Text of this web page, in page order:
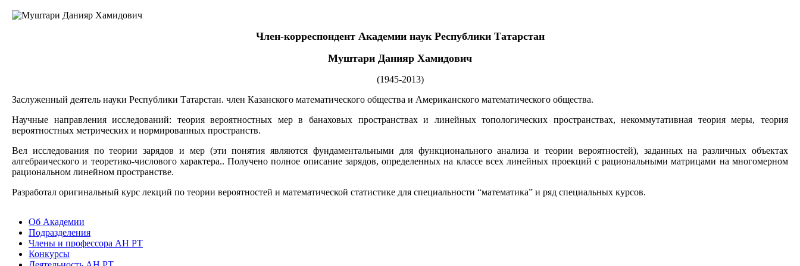
Член-корреспондент Академии наук Республики Татарстан
Муштари Данияр Хамидович
(1945-2013)
Заслуженный деятель науки Республики Татарстан. член Казанского математического общества и Американского математического общества.
Научные направления исследований: теория вероятностных мер в банаховых пространствах и линейных топологических пространствах, некоммутативная теория меры, теория
вероятностных метрических и нормированных пространств.
Вел исследования по теории зарядов и мер (эти понятия являются фундаментальными для функционального анализа и теории вероятностей), заданных на различных объектах
алгебраического и теоретико-числового характера.. Получено полное описание зарядов, определенных на классе всех линейных проекций с рациональными матрицами на многомерном
рациональном линейном пространстве.
Разработал оригинальный курс лекций по теории вероятностей и математической статистике для специальности “математика” и ряд специальных курсов.
Об Академии
Подразделения
Члены и профессора АН РТ
Конкурсы